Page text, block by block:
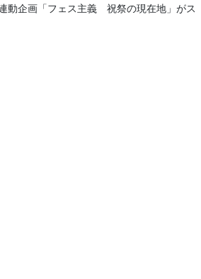
動企画「フェス主義 祝祭の現在地」がス